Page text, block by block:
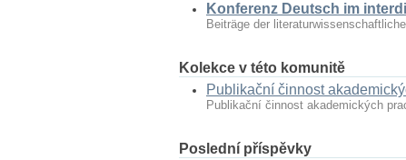
Konferenz Deutsch im
Beiträge der
Kolekce v této komunitě
Publikační činnost
Publikační činnost akademických
Poslední příspěvky